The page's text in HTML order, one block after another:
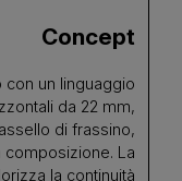
Concept
con un linguaggio
da 22 mm,
di frassino,
La
la continuità